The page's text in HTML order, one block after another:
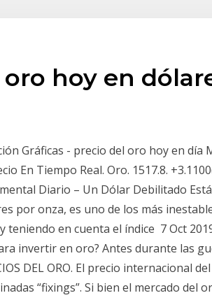
oro hoy en
Gráficas - precio del oro hoy en día
En Tiempo Real. Oro. 1517.8.
Diario – Un Dólar Debilitado
por onza, es uno de los más
teniendo en cuenta el índice 7 Oct
invertir en oro? Antes durante las
DEL ORO. El precio internacional
“fixings”. Si bien el mercado del